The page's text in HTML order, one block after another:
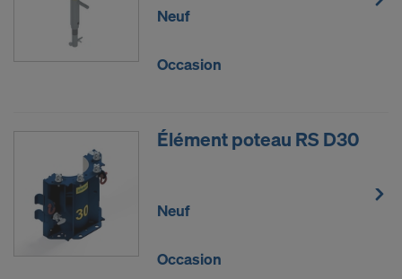
Neuf
Occasion
Élément poteau RS D30
Neuf
Occasion